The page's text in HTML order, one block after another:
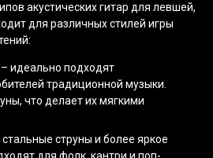
акустических гитар для левшей,
для различных стилей игры
идеально подходят
традиционной музыки.
что делает их мягкими
струны и более яркое